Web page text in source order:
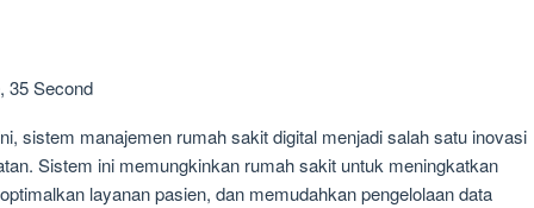
35 Second
sistem manajemen rumah sakit digital menjadi salah satu inovasi
Sistem ini memungkinkan rumah sakit untuk meningkatkan
layanan pasien, dan memudahkan pengelolaan data